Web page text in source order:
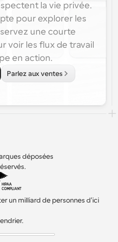
la vie privée.
pour explorer les
une courte
voir les flux de travail
en action.
Parlez aux ventes
déposées
un milliard de personnes d'ici